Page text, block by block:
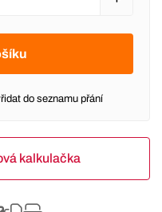
do seznamu přání
kalkulačka